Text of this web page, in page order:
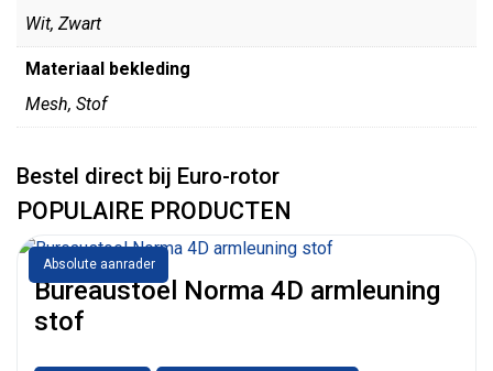
Wit, Zwart
Materiaal bekleding
Mesh, Stof
Bestel direct bij Euro-rotor
POPULAIRE PRODUCTEN
Absolute aanrader
Bureaustoel Norma 4D armleuning
stof